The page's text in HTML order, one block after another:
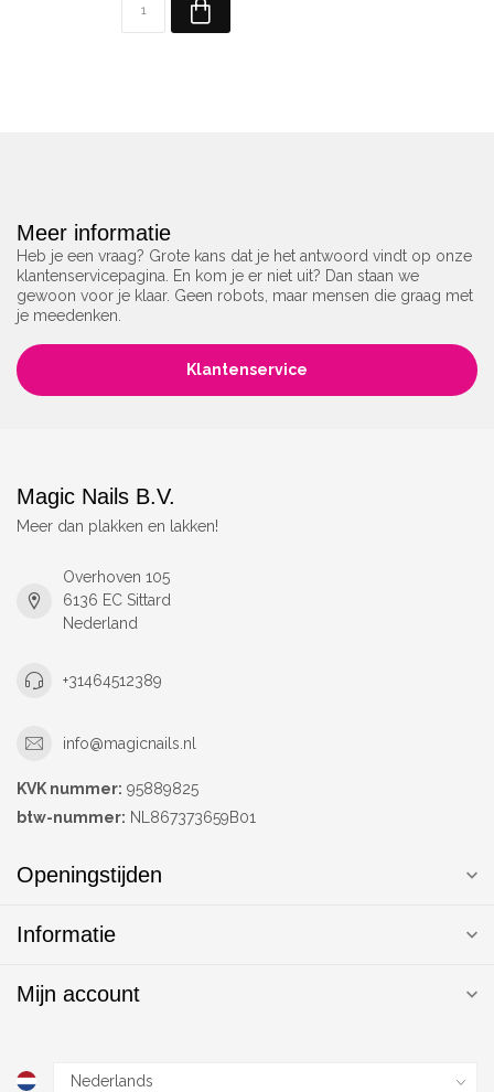
Meer informatie
Heb je een vraag? Grote kans dat je het antwoord vindt op onze
klantenservicepagina. En kom je er niet uit? Dan staan we
gewoon voor je klaar. Geen robots, maar mensen die graag met
je meedenken.
Klantenservice
Magic Nails B.V.
Meer dan plakken en lakken!
Overhoven 105
6136 EC Sittard
Nederland
+31464512389
info@magicnails.nl
KVK nummer: 95889825
btw-nummer: NL867373659B01
Openingstijden
Informatie
Mijn account